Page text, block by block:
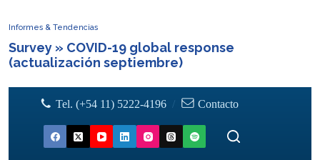
Informes & Tendencias
Survey » COVID-19 global response
(actualización septiembre)